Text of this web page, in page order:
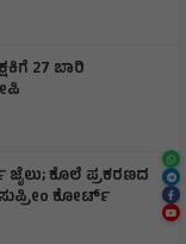
27 ಬಾರಿ
ಜೈಲು; ಕೊಲೆ ಪ್ರಕರಣದ
ಕೋರ್ಟ್